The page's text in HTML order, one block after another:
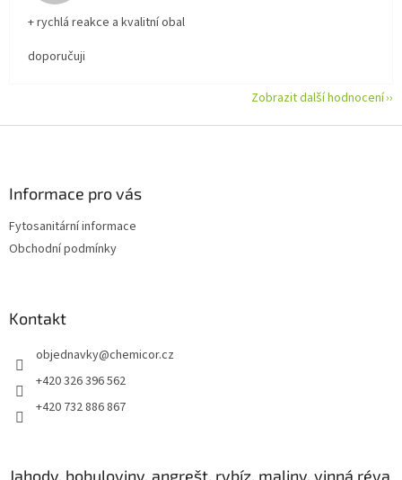
+ rychlá reakce a kvalitní obal
doporučuji
Zobrazit další hodnocení
Informace pro vás
Fytosanitární informace
Obchodní podmínky
Kontakt
objednavky@chemicor.cz
+420 326 396 562
+420 732 886 867
Jahody, bobuloviny, angrešt, rybíz, maliny, vinná réva